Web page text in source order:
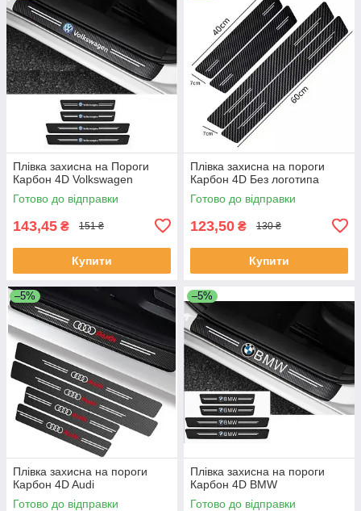
Плівка захисна на Пороги
Карбон 4D Volkswagen
Готово до відправки
143,45 ₴ 151 ₴
Купити
Плівка захисна на пороги
Карбон 4D Без логотипа
Готово до відправки
123,50 ₴ 130 ₴
Купити
–5%
Плівка захисна на пороги
Карбон 4D Audi
Готово до відправки
–5%
Плівка захисна на пороги
Карбон 4D BMW
Готово до відправки